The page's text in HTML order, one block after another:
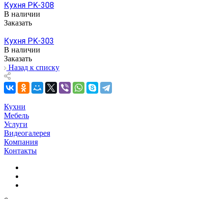
Кухня PK-308
В наличии
Заказать
Кухня PK-303
В наличии
Заказать
Назад к списку
Кухни
Мебель
Услуги
Видеогалерея
Компания
Контакты